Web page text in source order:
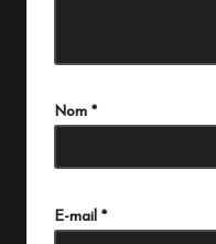
Nom *
E-mail *